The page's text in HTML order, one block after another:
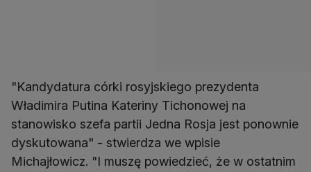
"Kandydatura córki rosyjskiego prezydenta
Władimira Putina Kateriny Tichonowej na
stanowisko szefa partii Jedna Rosja jest ponownie
dyskutowana" - stwierdza we wpisie
Michajłowicz. "I muszę powiedzieć, że w ostatnim